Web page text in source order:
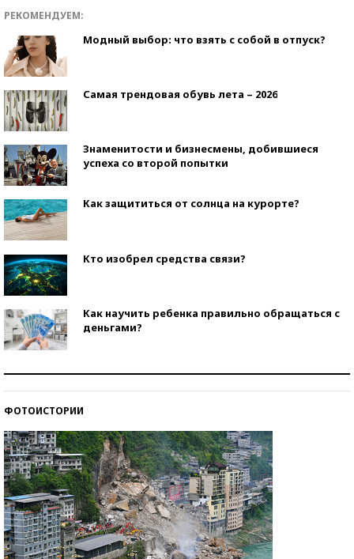
РЕКОМЕНДУЕМ:
Модный выбор: что взять с собой в отпуск?
Самая трендовая обувь лета – 2026
Знаменитости и бизнесмены, добившиеся
успеха со второй попытки
Как защититься от солнца на курорте?
Кто изобрел средства связи?
Как научить ребенка правильно обращаться с
деньгами?
ФОТОИСТОРИИ